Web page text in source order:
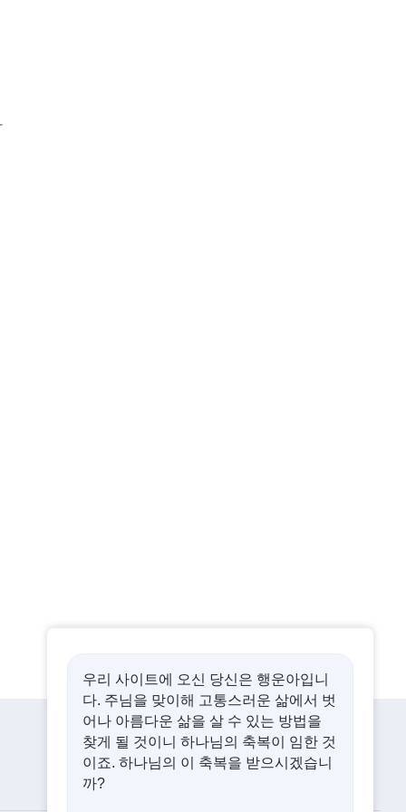
우리 사이트에 오신 당신은 행운아입니
다. 주님을 맞이해 고통스러운 삶에서 벗
어나 아름다운 삶을 살 수 있는 방법을
찾게 될 것이니 하나님의 축복이 임한 것
이죠. 하나님의 이 축복을 받으시겠습니
까?